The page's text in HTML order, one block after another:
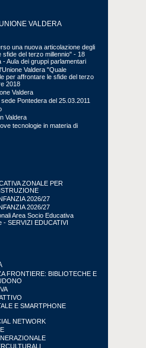
VALDERA
una nuova articolazione degli
sfide del terzo millennio" - 18
Aula dei gruppi parlamentari
Valdera "Quale
per affrontare le sfide del terzo
2018
Valdera
Pontedera del 25.03.2011
Valdera
tecnologie in materia di
ZONALE PER
2026/27
2026/27
Area Socio Educativa
- SERVIZI EDUCATIVI
FRONTIERE: BIBLIOTECHE E
E SMARTPHONE
NETWORK